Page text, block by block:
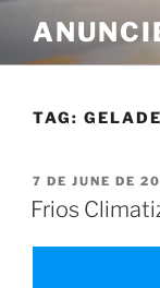
TAG:
7 DE JUNE DE
Frios